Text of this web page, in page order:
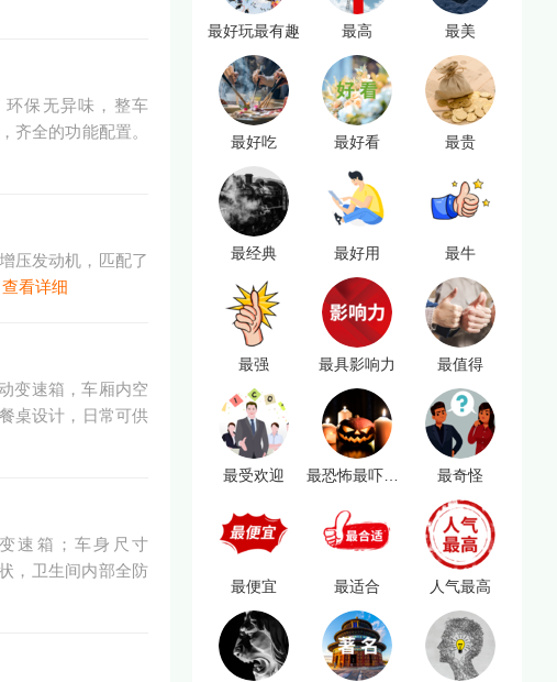
保无异味，整车
齐全的功能配置。
压发动机，匹配了
查看详细
变速箱，车厢内空
桌设计，日常可供
速箱；车身尺寸
，卫生间内部全防
最好玩最有趣 最高 最美
最好吃 最好看 最贵
最经典 最好用 最牛
最强 最具影响力 最值得
最受欢迎 最恐怖最吓人最可怕 最奇怪
最便宜 最适合 人气最高